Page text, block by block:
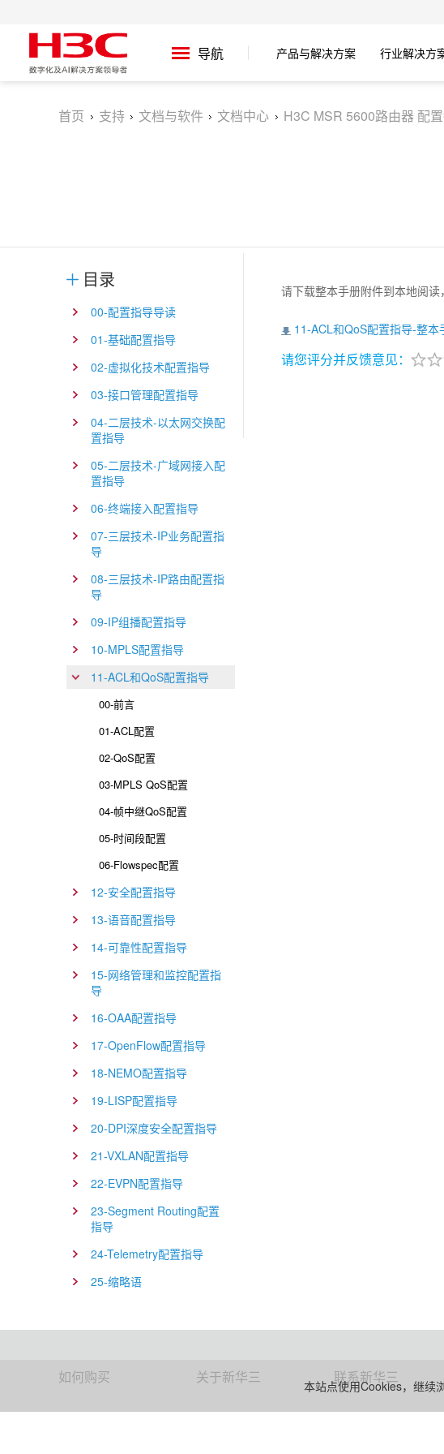
导航 产品与解决方案 行业解决方
首页 支持 文档与软件 文档中心 H3C MSR 5600路由器 配
目录
00-配置指导导读
01-基础配置指导
02-虚拟化技术配置指导
03-接口管理配置指导
04-二层技术-以太网交换配
置指导
05-二层技术-广域网接入配
置指导
06-终端接入配置指导
07-三层技术-IP业务配置指
导
08-三层技术-IP路由配置指
导
09-IP组播配置指导
10-MPLS配置指导
11-ACL和QoS配置指导
00-前言
01-ACL配置
02-QoS配置
03-MPLS QoS配置
04-帧中继QoS配置
05-时间段配置
06-Flowspec配置
12-安全配置指导
13-语音配置指导
14-可靠性配置指导
15-网络管理和监控配置指
导
16-OAA配置指导
17-OpenFlow配置指导
18-NEMO配置指导
19-LISP配置指导
20-DPI深度安全配置指导
21-VXLAN配置指导
22-EVPN配置指导
23-Segment Routing配置
指导
24-Telemetry配置指导
25-缩略语
请下载整本手册附件到本地阅读
11-ACL和QoS配置指导-整本
请您评分并反馈意见：
如何购买 关于新华三 联系新华三
本站点使用Cookies，继续